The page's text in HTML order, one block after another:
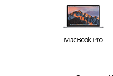
MacBook Pro